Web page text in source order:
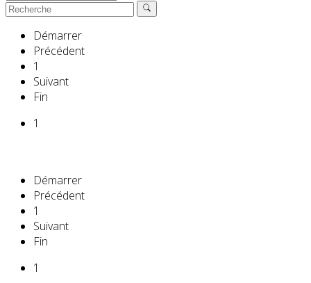
Démarrer
Précédent
1
Suivant
Fin
1
Démarrer
Précédent
1
Suivant
Fin
1